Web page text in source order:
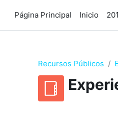
Página Principal
Inicio
Recursos Públicos